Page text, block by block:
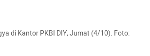
di Kantor PKBI DIY, Jumat (4/10). Foto: